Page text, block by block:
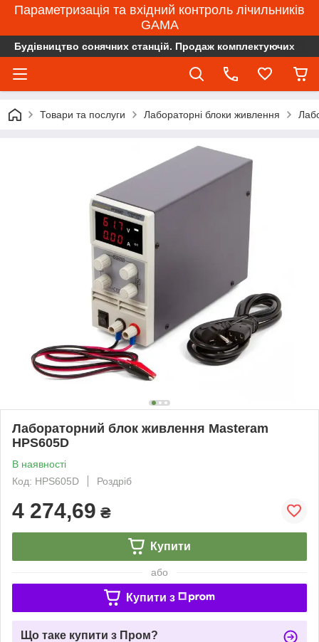
Параметризація та вхідний контроль лічильників
GAMA
Будівництво сонячних станцій. Продаж комплектуючих
Товари та послуги Лабораторні блоки живлення
Лабораторний блок живлення Masteram
HPS605D
В наявності
Код: HPS605D
Роздріб
4 274,69 ₴
Купити
або
Купити з
Що таке купити з Пром?